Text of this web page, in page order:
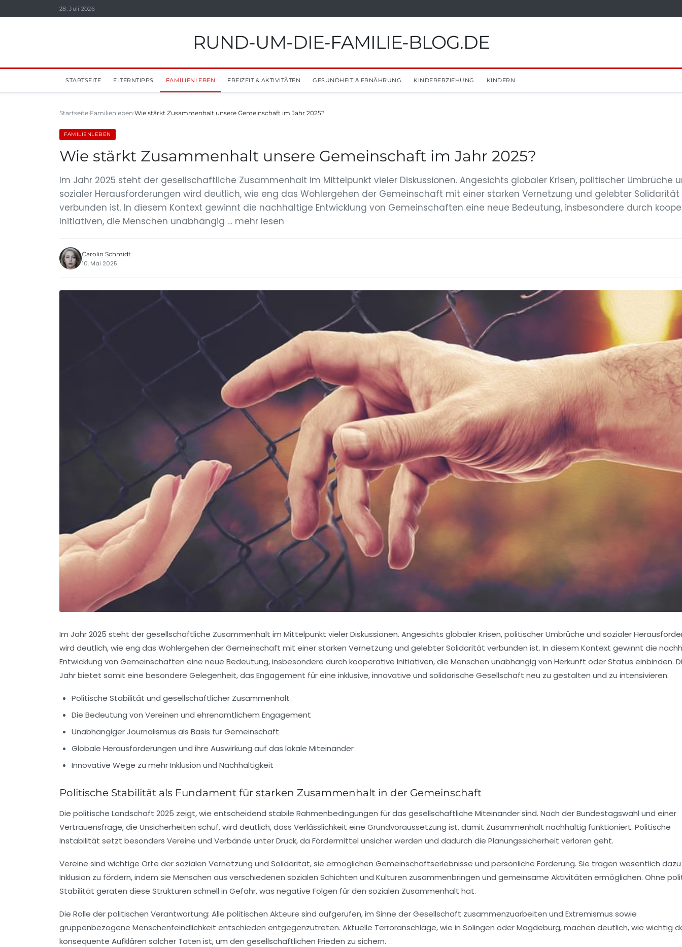
28. Juli 2026
RUND-UM-DIE-FAMILIE-BLOG.DE
STARTSEITE ELTERNTIPPS FAMILIENLEBEN FREIZEIT & AKTIVITÄTEN GESUNDHEIT & ERNÄHRUNG KINDERERZIEHUNG KINDERN
Startseite Familienleben Wie stärkt Zusammenhalt unsere Gemeinschaft im Jahr 2025?
FAMILIENLEBEN
Wie stärkt Zusammenhalt unsere Gemeinschaft im Jahr 2025?
Im Jahr 2025 steht der gesellschaftliche Zusammenhalt im Mittelpunkt vieler Diskussionen. Angesichts globaler Krisen, politischer Umbrüche
sozialer Herausforderungen wird deutlich, wie eng das Wohlergehen der Gemeinschaft mit einer starken Vernetzung und gelebter Solidarität
verbunden ist. In diesem Kontext gewinnt die nachhaltige Entwicklung von Gemeinschaften eine neue Bedeutung, insbesondere durch
Initiativen, die Menschen unabhängig … mehr lesen
Carolin Schmidt
10. Mai 2025
Im Jahr 2025 steht der gesellschaftliche Zusammenhalt im Mittelpunkt vieler Diskussionen. Angesichts globaler Krisen, politischer Umbrüche und sozialer
wird deutlich, wie eng das Wohlergehen der Gemeinschaft mit einer starken Vernetzung und gelebter Solidarität verbunden ist. In diesem Kontext gewinnt die
Entwicklung von Gemeinschaften eine neue Bedeutung, insbesondere durch kooperative Initiativen, die Menschen unabhängig von Herkunft oder Status einbinden.
Jahr bietet somit eine besondere Gelegenheit, das Engagement für eine inklusive, innovative und solidarische Gesellschaft neu zu gestalten und zu intensivieren.
Politische Stabilität und gesellschaftlicher Zusammenhalt
Die Bedeutung von Vereinen und ehrenamtlichem Engagement
Unabhängiger Journalismus als Basis für Gemeinschaft
Globale Herausforderungen und ihre Auswirkung auf das lokale Miteinander
Innovative Wege zu mehr Inklusion und Nachhaltigkeit
Politische Stabilität als Fundament für starken Zusammenhalt in der Gemeinschaft
Die politische Landschaft 2025 zeigt, wie entscheidend stabile Rahmenbedingungen für das gesellschaftliche Miteinander sind. Nach der Bundestagswahl und einer
Vertrauensfrage, die Unsicherheiten schuf, wird deutlich, dass Verlässlichkeit eine Grundvoraussetzung ist, damit Zusammenhalt nachhaltig funktioniert. Politische
Instabilität setzt besonders Vereine und Verbände unter Druck, da Fördermittel unsicher werden und dadurch die Planungssicherheit verloren geht.
Vereine sind wichtige Orte der sozialen Vernetzung und Solidarität, sie ermöglichen Gemeinschaftserlebnisse und persönliche Förderung. Sie tragen wesentlich
Inklusion zu fördern, indem sie Menschen aus verschiedenen sozialen Schichten und Kulturen zusammenbringen und gemeinsame Aktivitäten ermöglichen. Ohne
Stabilität geraten diese Strukturen schnell in Gefahr, was negative Folgen für den sozialen Zusammenhalt hat.
Die Rolle der politischen Verantwortung: Alle politischen Akteure sind aufgerufen, im Sinne der Gesellschaft zusammenzuarbeiten und Extremismus sowie
gruppenbezogene Menschenfeindlichkeit entschieden entgegenzutreten. Aktuelle Terroranschläge, wie in Solingen oder Magdeburg, machen deutlich, wie wichtig
konsequente Aufklären solcher Taten ist, um den gesellschaftlichen Frieden zu sichern.